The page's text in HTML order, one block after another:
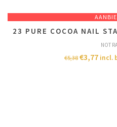
23 PURE COCOA NAIL
NOT
€5,38 €3,77 incl.